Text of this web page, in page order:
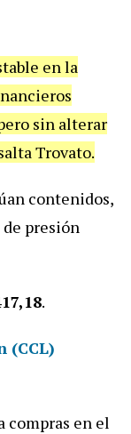
en la
sin alterar
Trovato.
contenidos,
de presión
.
(CCL)
compras en el